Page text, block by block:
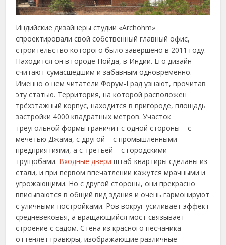
Индийские дизайнеры студии «Archohm»
спроектировали свой собственный главный офис,
строительство которого было завершено в 2011 году.
Находится он в городе Нойда, в Индии. Его дизайн
считают сумасшедшим и забавным одновременно.
Именно о нем читатели Форум-Град узнают, прочитав
эту статью. Территория, на которой расположен
трёхэтажный корпус, находится в пригороде, площадь
застройки 4000 квадратных метров. Участок
треугольной формы граничит с одной стороны – с
мечетью Джама, с другой – с промышленными
предприятиями, а с третьей – с городскими
трущобами. Входные двери штаб-квартиры сделаны из
стали, и при первом впечатлении кажутся мрачными и
угрожающими. Но с другой стороны, они прекрасно
вписываются в общий вид здания и очень гармонируют
с уличными постройками. Ров вокруг усиливает эффект
средневековья, а вращающийся мост связывает
строение с садом. Стена из красного песчаника
оттеняет гравюры, изображающие различные